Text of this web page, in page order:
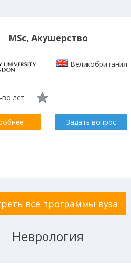
MSc, Акушерство
Великобритания
во лет
Задать вопрос
все программы вуза
Неврология